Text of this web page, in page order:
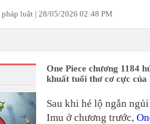
luật | 28/05/2026 02:48 PM
One Piece chương 1184
khuất tuổi thơ cơ cực
Sau khi hé lộ ngắn
Imu ở chương trước,